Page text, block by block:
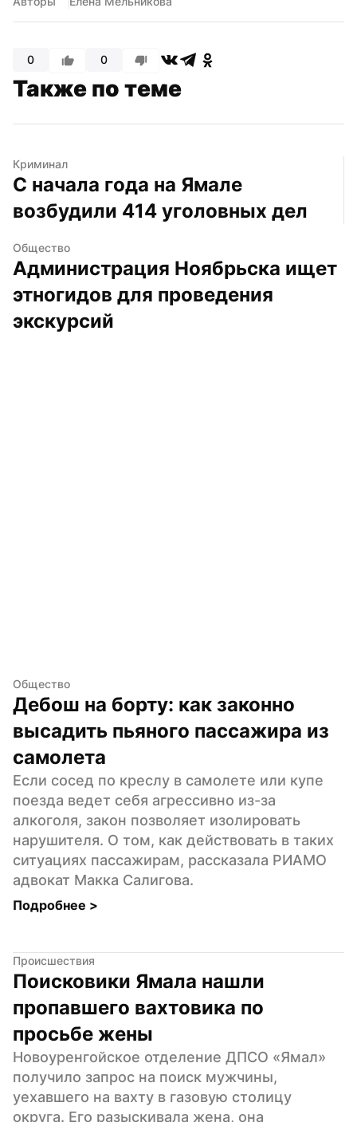
0 0
Также по теме
Криминал
С начала года на Ямале
возбудили 414 уголовных дел
Общество
Администрация Ноябрьска ищет
этногидов для проведения
экскурсий
Общество
Дебош на борту: как законно
высадить пьяного пассажира из
самолета
Если сосед по креслу в самолете или купе
поезда ведет себя агрессивно из-за
алкоголя, закон позволяет изолировать
нарушителя. О том, как действовать в таких
ситуациях пассажирам, рассказала РИАМО
адвокат Макка Салигова.
Подробнее >
Происшествия
Поисковики Ямала нашли
пропавшего вахтовика по
просьбе жены
Новоуренгойское отделение ДПСО «Ямал»
получило запрос на поиск мужчины,
уехавшего на вахту в газовую столицу
округа. Его разыскивала жена, она